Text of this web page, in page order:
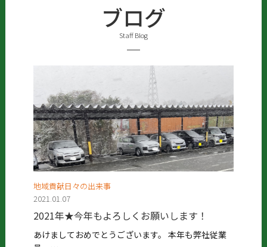
ブログ
Staff Blog
地域貢献日々の出来事
2021.01.07
2021年★今年もよろしくお願いします！
あけましておめでとうございます。 本年も弊社従業